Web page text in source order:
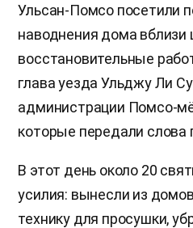
Ульсан-Помсо посетили
наводнения дома вблизи
восстановительные
глава уезда Ульджу Ли
администрации Помсо-
которые передали слова
В этот день около 20
усилия: вынесли из
технику для просушки,